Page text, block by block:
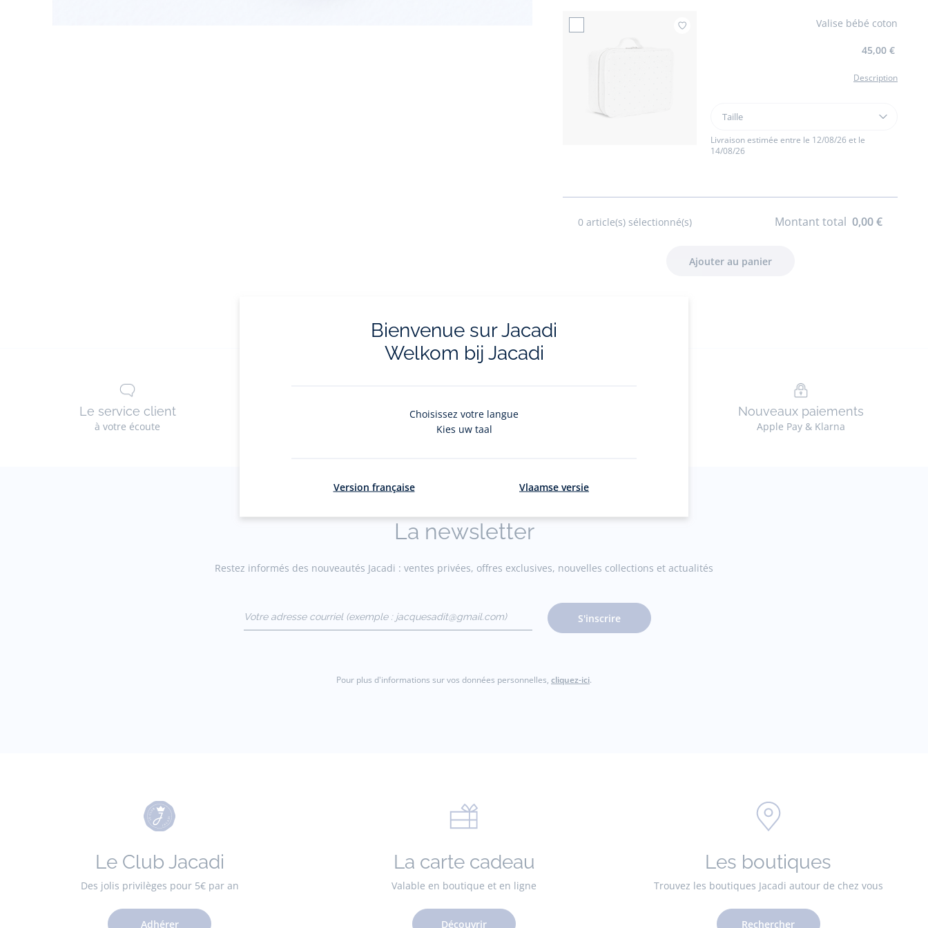
Ajouter à mes favoris : Valise bébé coton
Valise bébé coton
45,00 €
Description
Taille
Valise
bébé
coton
Taille
Livraison estimée entre le 12/08/26 et le
14/08/26
0 article(s) sélectionné(s) Montant total 0,00 €
Le service client
à votre écoute
Les livraisons et retours
Flânez, choisissez et réservez en ligne
Nouveaux paiements
Apple Pay & Klarna
La newsletter
Restez informés des nouveautés Jacadi : ventes privées, offres exclusives, nouvelles collections et actualités
(exemple :
jacquesadit@gmail.com)
S'inscrire
Pour plus d'informations sur vos données personnelles, cliquez-ici.
Le Club Jacadi
Des jolis privilèges pour 5€ par an
Adhérer
La carte cadeau
Valable en boutique et en ligne
Découvrir
Les boutiques
Trouvez les boutiques Jacadi autour de chez vous
Rechercher
Bienvenue sur Jacadi
Welkom bij Jacadi
Choisissez votre langue
Kies uw taal
Version française Vlaamse versie